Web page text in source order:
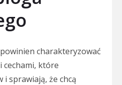
charakteryzować
cechami, które
i sprawiają, że chcą